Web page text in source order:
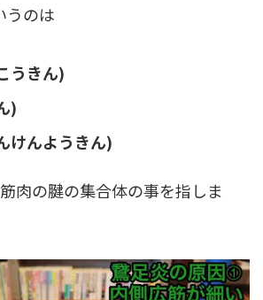
うのは
うきん)
)
けんようきん)
肉の腱の集合体の事を指しま